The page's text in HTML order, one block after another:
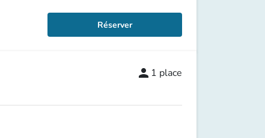
Réserver
person 1 place